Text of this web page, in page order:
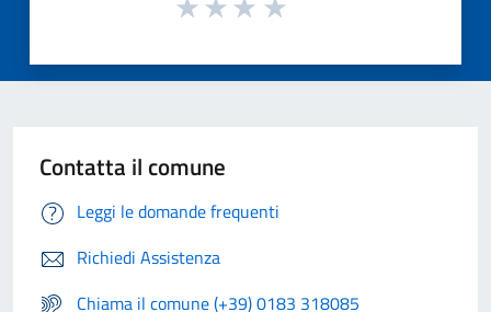
Contatta il comune
Leggi le domande frequenti
Richiedi Assistenza
Chiama il comune (+39) 0183 318085